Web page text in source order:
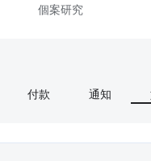
個案研究
付款 通知